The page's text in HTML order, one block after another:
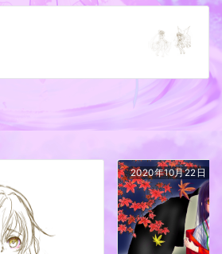
2020年10月22日